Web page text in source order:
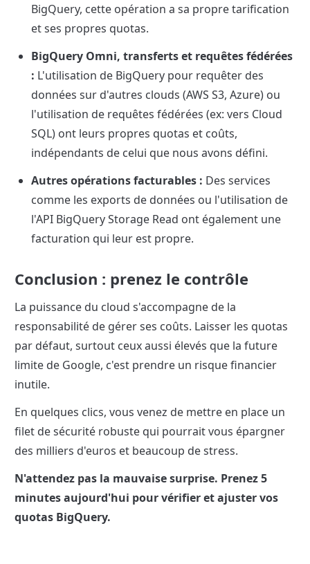
BigQuery, cette opération a sa propre tarification
et ses propres quotas.
BigQuery Omni, transferts et requêtes fédérées
: L'utilisation de BigQuery pour requêter des
données sur d'autres clouds (AWS S3, Azure) ou
l'utilisation de requêtes fédérées (ex: vers Cloud
SQL) ont leurs propres quotas et coûts,
indépendants de celui que nous avons défini.
Autres opérations facturables : Des services
comme les exports de données ou l'utilisation de
l'API BigQuery Storage Read ont également une
facturation qui leur est propre.
Conclusion : prenez le contrôle
La puissance du cloud s'accompagne de la
responsabilité de gérer ses coûts. Laisser les quotas
par défaut, surtout ceux aussi élevés que la future
limite de Google, c'est prendre un risque financier
inutile.
En quelques clics, vous venez de mettre en place un
filet de sécurité robuste qui pourrait vous épargner
des milliers d'euros et beaucoup de stress.
N'attendez pas la mauvaise surprise. Prenez 5
minutes aujourd'hui pour vérifier et ajuster vos
quotas BigQuery.